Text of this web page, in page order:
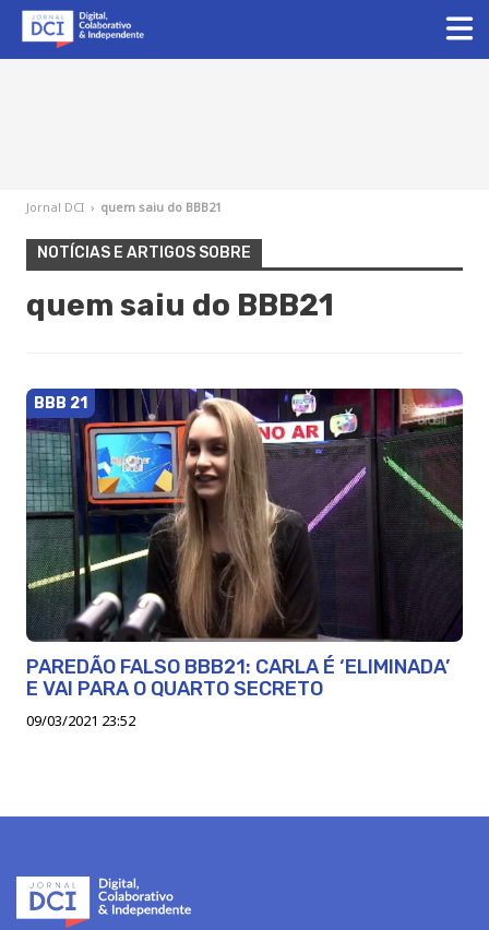
Jornal DCI › quem saiu do BBB21
NOTÍCIAS E ARTIGOS SOBRE
quem saiu do BBB21
BBB 21
PAREDÃO FALSO BBB21: CARLA É ‘ELIMINADA’
E VAI PARA O QUARTO SECRETO
09/03/2021 23:52